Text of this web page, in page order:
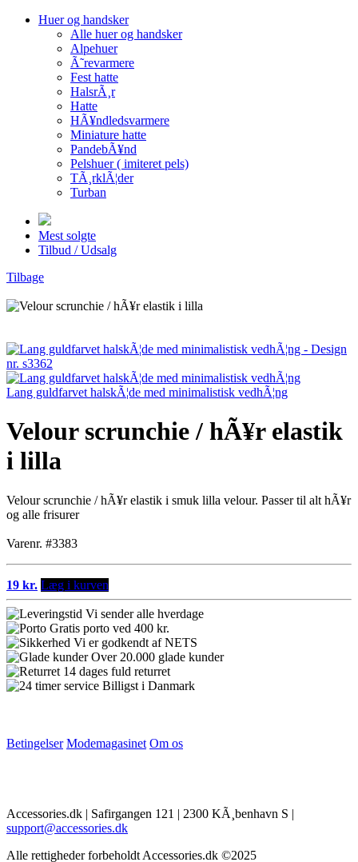
Huer og handsker
Alle huer og handsker
Alpehuer
Ã˜revarmere
Fest hatte
HalsrÃ¸r
Hatte
HÃ¥ndledsvarmere
Miniature hatte
PandebÃ¥nd
Pelshuer ( imiteret pels)
TÃ¸rklÃ¦der
Turban
Mest solgte
Tilbud / Udsalg
Tilbage
Lang guldfarvet halskÃ¦de med minimalistisk vedhÃ¦ng
Velour scrunchie / hÃ¥r elastik
i lilla
Velour scrunchie / hÃ¥r elastik i smuk lilla velour. Passer til alt hÃ¥r
og alle frisurer
Varenr. #3383
19 kr. Læg i kurven
Vi sender alle hverdage
Gratis porto ved 400 kr.
Vi er godkendt af NETS
Over 20.000 glade kunder
14 dages fuld returret
Billigst i Danmark
Betingelser Modemagasinet Om os
Accessories.dk | Safirgangen 121 | 2300 KÃ¸benhavn S |
support@accessories.dk
Alle rettigheder forbeholdt Accessories.dk ©2025